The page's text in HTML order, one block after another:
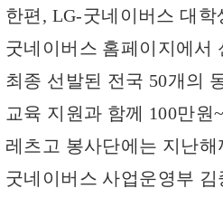
한편, LG-굿네이버스 대학
굿네이버스 홈페이지에서
최종 선발된 전국 50개의
교육 지원과 함께 100만
레츠고 봉사단에는 지난
굿네이버스 사업운영부